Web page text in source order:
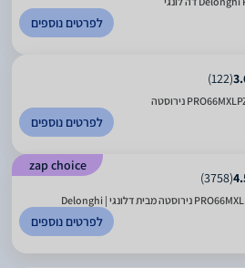
לפרטים נוספים
(
122
)
לפרטים נוספים
zap choice
(
3758
)
לפרטים נוספים